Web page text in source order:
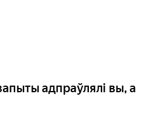
адпраўлялі вы, а